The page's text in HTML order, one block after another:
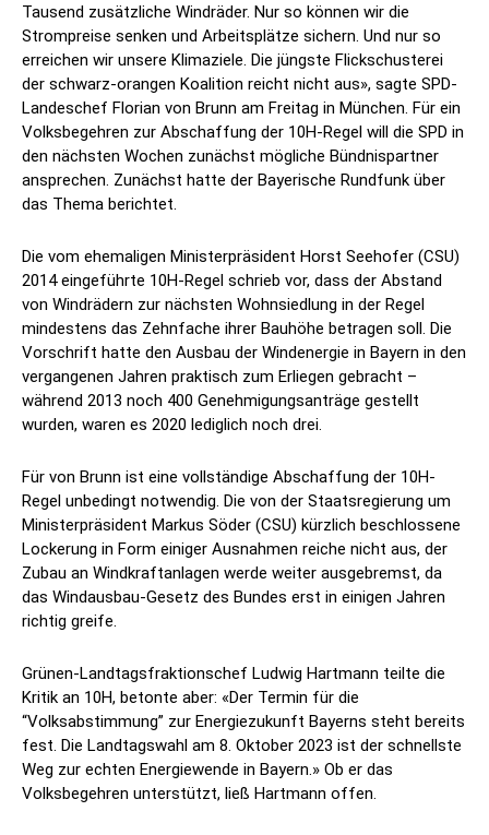
Tausend zusätzliche Windräder. Nur so können wir die
Strompreise senken und Arbeitsplätze sichern. Und nur so
erreichen wir unsere Klimaziele. Die jüngste Flickschusterei
der schwarz-orangen Koalition reicht nicht aus», sagte SPD-
Landeschef Florian von Brunn am Freitag in München. Für ein
Volksbegehren zur Abschaffung der 10H-Regel will die SPD in
den nächsten Wochen zunächst mögliche Bündnispartner
ansprechen. Zunächst hatte der Bayerische Rundfunk über
das Thema berichtet.
Die vom ehemaligen Ministerpräsident Horst Seehofer (CSU)
2014 eingeführte 10H-Regel schrieb vor, dass der Abstand
von Windrädern zur nächsten Wohnsiedlung in der Regel
mindestens das Zehnfache ihrer Bauhöhe betragen soll. Die
Vorschrift hatte den Ausbau der Windenergie in Bayern in den
vergangenen Jahren praktisch zum Erliegen gebracht –
während 2013 noch 400 Genehmigungsanträge gestellt
wurden, waren es 2020 lediglich noch drei.
Für von Brunn ist eine vollständige Abschaffung der 10H-
Regel unbedingt notwendig. Die von der Staatsregierung um
Ministerpräsident Markus Söder (CSU) kürzlich beschlossene
Lockerung in Form einiger Ausnahmen reiche nicht aus, der
Zubau an Windkraftanlagen werde weiter ausgebremst, da
das Windausbau-Gesetz des Bundes erst in einigen Jahren
richtig greife.
Grünen-Landtagsfraktionschef Ludwig Hartmann teilte die
Kritik an 10H, betonte aber: «Der Termin für die
“Volksabstimmung” zur Energiezukunft Bayerns steht bereits
fest. Die Landtagswahl am 8. Oktober 2023 ist der schnellste
Weg zur echten Energiewende in Bayern.» Ob er das
Volksbegehren unterstützt, ließ Hartmann offen.